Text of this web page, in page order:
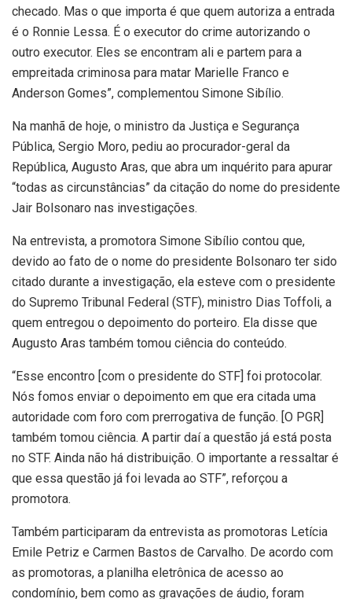
checado. Mas o que importa é que quem autoriza a entrada
é o Ronnie Lessa. É o executor do crime autorizando o
outro executor. Eles se encontram ali e partem para a
empreitada criminosa para matar Marielle Franco e
Anderson Gomes”, complementou Simone Sibílio.
Na manhã de hoje, o ministro da Justiça e Segurança
Pública, Sergio Moro, pediu ao procurador-geral da
República, Augusto Aras, que abra um inquérito para apurar
“todas as circunstâncias” da citação do nome do presidente
Jair Bolsonaro nas investigações.
Na entrevista, a promotora Simone Sibílio contou que,
devido ao fato de o nome do presidente Bolsonaro ter sido
citado durante a investigação, ela esteve com o presidente
do Supremo Tribunal Federal (STF), ministro Dias Toffoli, a
quem entregou o depoimento do porteiro. Ela disse que
Augusto Aras também tomou ciência do conteúdo.
“Esse encontro [com o presidente do STF] foi protocolar.
Nós fomos enviar o depoimento em que era citada uma
autoridade com foro com prerrogativa de função. [O PGR]
também tomou ciência. A partir daí a questão já está posta
no STF. Ainda não há distribuição. O importante a ressaltar é
que essa questão já foi levada ao STF”, reforçou a
promotora.
Também participaram da entrevista as promotoras Letícia
Emile Petriz e Carmen Bastos de Carvalho. De acordo com
as promotoras, a planilha eletrônica de acesso ao
condomínio, bem como as gravações de áudio, foram